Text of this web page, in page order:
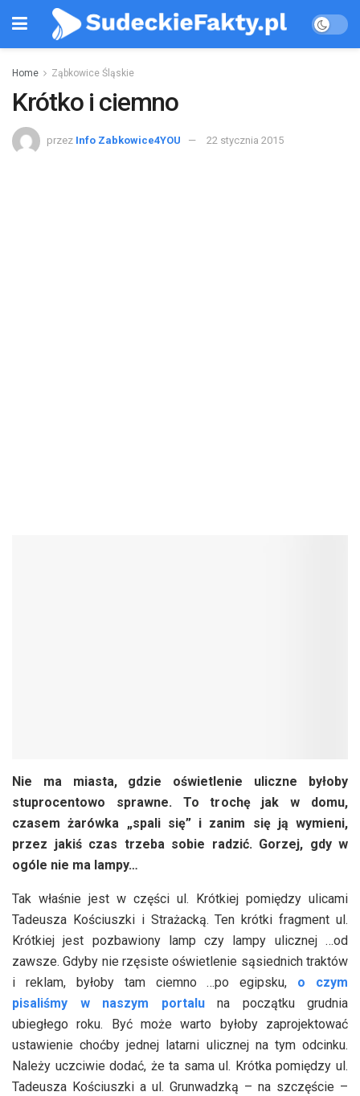
Home Ząbkowice Śląskie
Krótko i ciemno
przez Info Zabkowice4YOU 22 stycznia 2015
Nie ma miasta, gdzie oświetlenie uliczne byłoby
stuprocentowo sprawne. To trochę jak w domu,
czasem żarówka „spali się” i zanim się ją wymieni,
przez jakiś czas trzeba sobie radzić. Gorzej, gdy w
ogóle nie ma lampy…
Tak właśnie jest w części ul. Krótkiej pomiędzy ulicami
Tadeusza Kościuszki i Strażacką. Ten krótki fragment ul.
Krótkiej jest pozbawiony lamp czy lampy ulicznej …od
zawsze. Gdyby nie rzęsiste oświetlenie sąsiednich traktów
i reklam, byłoby tam ciemno …po egipsku, o czym
pisaliśmy w naszym portaluna początku grudnia
ubiegłego roku. Być może warto byłoby zaprojektować
ustawienie choćby jednej latarni ulicznej na tym odcinku.
Należy uczciwie dodać, że ta sama ul. Krótka pomiędzy ul.
Tadeusza Kościuszki a ul. Grunwadzką – na szczęście –